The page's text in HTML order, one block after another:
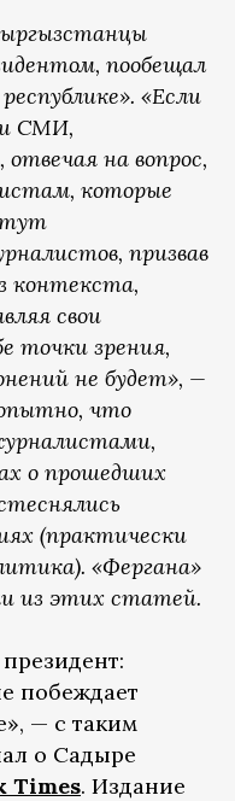
пообещал
«Если
СМИ,
на вопрос,
которые
тут
призвав
контекста,
свои
точки зрения,
не будет», —
что
о прошедших
(практически
«Фергана»
из этих статей.
побеждает
— с таким
о Садыре
Times. Издание